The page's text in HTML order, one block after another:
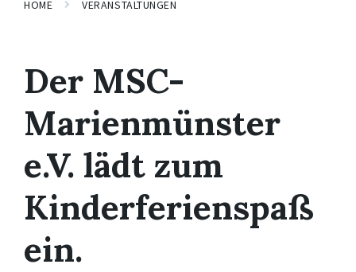
HOME VERANSTALTUNGEN
Der MSC-
Marienmünster
e.V. lädt zum
Kinderferienspaß
ein.